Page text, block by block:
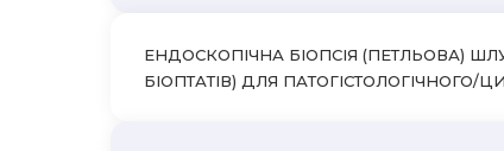
ЕНДОСКОПІЧНА БІОПСІЯ (ПЕТЛЬОВА)
БІОПТАТІВ) ДЛЯ